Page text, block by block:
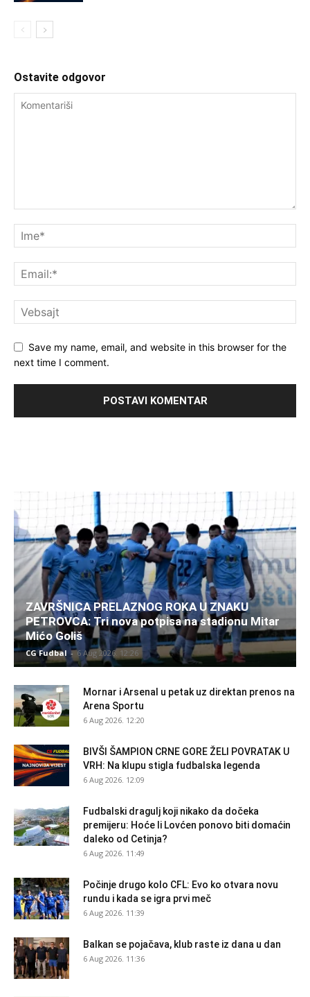
Ostavite odgovor
Save my name, email, and website in this browser for the
next time I comment.
ZAVRŠNICA PRELAZNOG ROKA U ZNAKU
PETROVCA: Tri nova potpisa na stadionu Mitar
Mićo Goliš
CG Fudbal - 6 Aug 2026. 12:26
Mornar i Arsenal u petak uz direktan prenos na
Arena Sportu
6 Aug 2026. 12:20
BIVŠI ŠAMPION CRNE GORE ŽELI POVRATAK U
VRH: Na klupu stigla fudbalska legenda
6 Aug 2026. 12:09
Fudbalski dragulj koji nikako da dočeka
premijeru: Hoće li Lovćen ponovo biti domaćin
daleko od Cetinja?
6 Aug 2026. 11:49
Počinje drugo kolo CFL: Evo ko otvara novu
rundu i kada se igra prvi meč
6 Aug 2026. 11:39
Balkan se pojačava, klub raste iz dana u dan
6 Aug 2026. 11:36